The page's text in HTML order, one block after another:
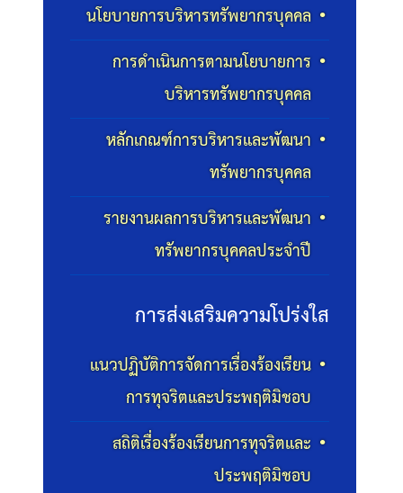
นโยบายการบริหารทรัพยากรบุคคล
การดำเนินการตามนโยบายการ
บริหารทรัพยากรบุคคล
หลักเกณฑ์การบริหารและพัฒนา
ทรัพยากรบุคคล
รายงานผลการบริหารและพัฒนา
ทรัพยากรบุคคลประจำปี
การส่งเสริมความโปร่งใส
แนวปฏิบัติการจัดการเรื่องร้องเรียน
การทุจริตและประพฤติมิชอบ
สถิติเรื่องร้องเรียนการทุจริตและ
ประพฤติมิชอบ